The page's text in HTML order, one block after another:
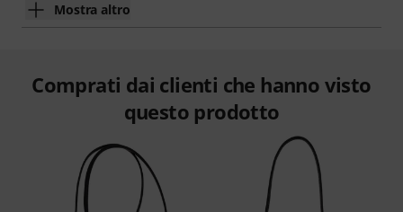
Mostra altro
Comprati dai clienti che hanno visto
questo prodotto